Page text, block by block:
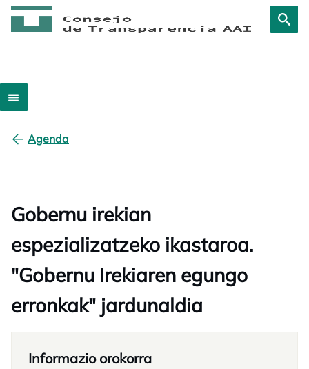
Agenda
Gobernu irekian
espezializatzeko ikastaroa.
"Gobernu Irekiaren egungo
erronkak" jardunaldia
Informazio orokorra